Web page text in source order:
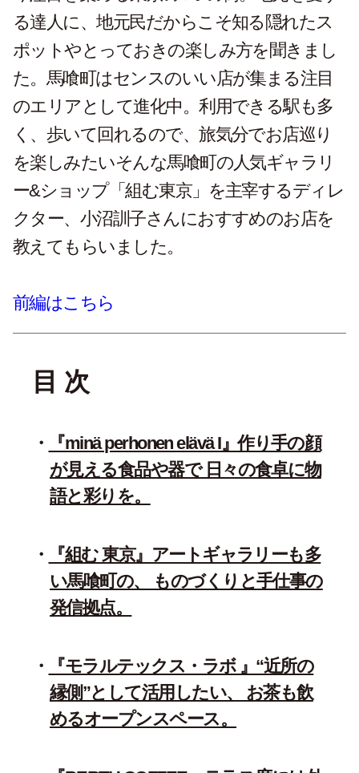
る達人に、地元民だからこそ知る隠れたス
ポットやとっておきの楽しみ方を聞きまし
た。馬喰町はセンスのいい店が集まる注目
のエリアとして進化中。利用できる駅も多
く、歩いて回れるので、旅気分でお店巡り
を楽しみたいそんな馬喰町の人気ギャラリ
ー&ショップ「組む東京」を主宰するディレ
クター、小沼訓子さんにおすすめのお店を
教えてもらいました。
前編はこちら
目 次
『minä perhonen elävä I』作り手の顔
が見える食品や器で 日々の食卓に物
語と彩りを。
『組む 東京』アートギャラリーも多
い馬喰町の、 ものづくりと手仕事の
発信拠点。
『モラルテックス・ラボ 』“近所の
縁側”として活用したい、 お茶も飲
めるオープンスペース。